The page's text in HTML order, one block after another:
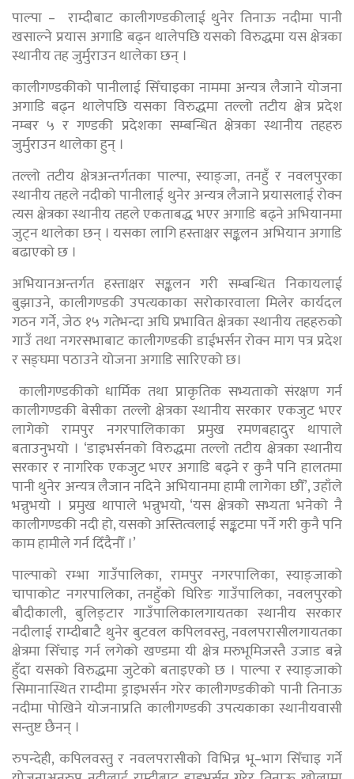
पाल्पा – राम्दीबाट कालीगण्डकीलाई थुनेर तिनाऊ नदीमा पानी
खसाल्ने प्रयास अगाडि बढ्न थालेपछि यसको विरुद्धमा यस क्षेत्रका
स्थानीय तह जुर्मुराउन थालेका छन् ।
कालीगण्डकीको पानीलाई सिँचाइका नाममा अन्यत्र लैजाने योजना
अगाडि बढ्न थालेपछि यसका विरुद्धमा तल्लो तटीय क्षेत्र प्रदेश
नम्बर ५ र गण्डकी प्रदेशका सम्बन्धित क्षेत्रका स्थानीय तहहरु
जुर्मुराउन थालेका हुन् ।
तल्लो तटीय क्षेत्रअन्तर्गतका पाल्पा, स्याङ्जा, तनहुँ र नवलपुरका
स्थानीय तहले नदीको पानीलाई थुनेर अन्यत्र लैजाने प्रयासलाई रोक्न
त्यस क्षेत्रका स्थानीय तहले एकताबद्ध भएर अगाडि बढ्ने अभियानमा
जुट्न थालेका छन् । यसका लागि हस्ताक्षर सङ्कलन अभियान अगाडि
बढाएको छ ।
अभियानअन्तर्गत हस्ताक्षर सङ्कलन गरी सम्बन्धित निकायलाई
बुझाउने, कालीगण्डकी उपत्यकाका सरोकारवाला मिलेर कार्यदल
गठन गर्ने, जेठ १५ गतेभन्दा अघि प्रभावित क्षेत्रका स्थानीय तहहरुको
गाउँ तथा नगरसभाबाट कालीगण्डकी डाईभर्सन रोक्न माग पत्र प्रदेश
र सङ्घमा पठाउने योजना अगाडि सारिएको छ।
कालीगण्डकीको धार्मिक तथा प्राकृतिक सभ्यताको संरक्षण गर्न
कालीगण्डकी बेसीका तल्लो क्षेत्रका स्थानीय सरकार एकजुट भएर
लागेको रामपुर नगरपालिकाका प्रमुख रमणबहादुर थापाले
बताउनुभयो । ‘डाइभर्सनको विरुद्धमा तल्लो तटीय क्षेत्रका स्थानीय
सरकार र नागरिक एकजुट भएर अगाडि बढ्ने र कुनै पनि हालतमा
पानी थुनेर अन्यत्र लैजान नदिने अभियानमा हामी लागेका छौँ’, उहाँले
भन्नुभयो । प्रमुख थापाले भन्नुभयो, ‘यस क्षेत्रको सभ्यता भनेको नै
कालीगण्डकी नदी हो, यसको अस्तित्वलाई सङ्कटमा पर्ने गरी कुनै पनि
काम हामीले गर्न दिँदैनौँ ।’
पाल्पाको रम्भा गाउँपालिका, रामपुर नगरपालिका, स्याङ्जाको
चापाकोट नगरपालिका, तनहुँको घिरिङ गाउँपालिका, नवलपुरको
बौदीकाली, बुलिङ्टार गाउँपालिकालगायतका स्थानीय सरकार
नदीलाई राम्दीबाटै थुनेर बुटवल कपिलवस्तु, नवलपरासीलगायतका
क्षेत्रमा सिँचाइ गर्न लगेको खण्डमा यी क्षेत्र मरुभूमिजस्तै उजाड बन्ने
हुँदा यसको विरुद्धमा जुटेको बताइएको छ । पाल्पा र स्याङ्जाको
सिमानास्थित राम्दीमा ड्राइभर्सन गरेर कालीगण्डकीको पानी तिनाऊ
नदीमा पोखिने योजनाप्रति कालीगण्डकी उपत्यकाका स्थानीयवासी
सन्तुष्ट छैनन् ।
रुपन्देही, कपिलवस्तु र नवलपरासीको विभिन्न भू–भाग सिँचाइ गर्ने